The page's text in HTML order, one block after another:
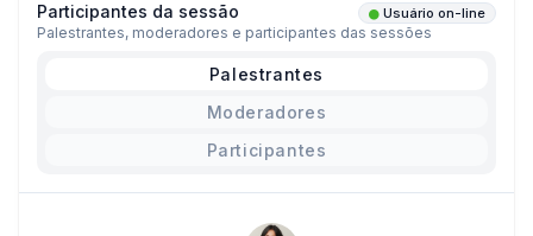
Participantes da sessão Usuário on-line
Palestrantes, moderadores e participantes das sessões
Palestrantes
Moderadores
Participantes